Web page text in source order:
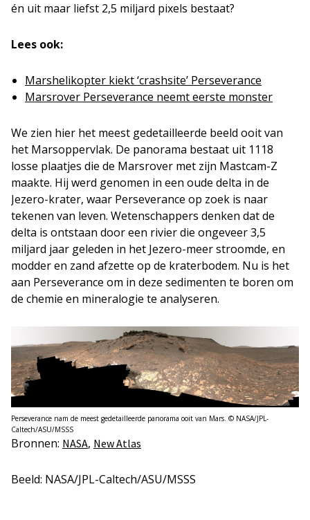
én uit maar liefst 2,5 miljard pixels bestaat?
Lees ook:
Marshelikopter kiekt ‘crashsite’ Perseverance
Marsrover Perseverance neemt eerste monster
We zien hier het meest gedetailleerde beeld ooit van
het Marsoppervlak. De panorama bestaat uit 1118
losse plaatjes die de Marsrover met zijn Mastcam-Z
maakte. Hij werd genomen in een oude delta in de
Jezero-krater, waar Perseverance op zoek is naar
tekenen van leven. Wetenschappers denken dat de
delta is ontstaan door een rivier die ongeveer 3,5
miljard jaar geleden in het Jezero-meer stroomde, en
modder en zand afzette op de kraterbodem. Nu is het
aan Perseverance om in deze sedimenten te boren om
de chemie en mineralogie te analyseren.
Perseverance nam de meest gedetailleerde panorama ooit van Mars. © NASA/JPL-
Caltech/ASU/MSSS
Bronnen: NASA, New Atlas
Beeld: NASA/JPL-Caltech/ASU/MSSS